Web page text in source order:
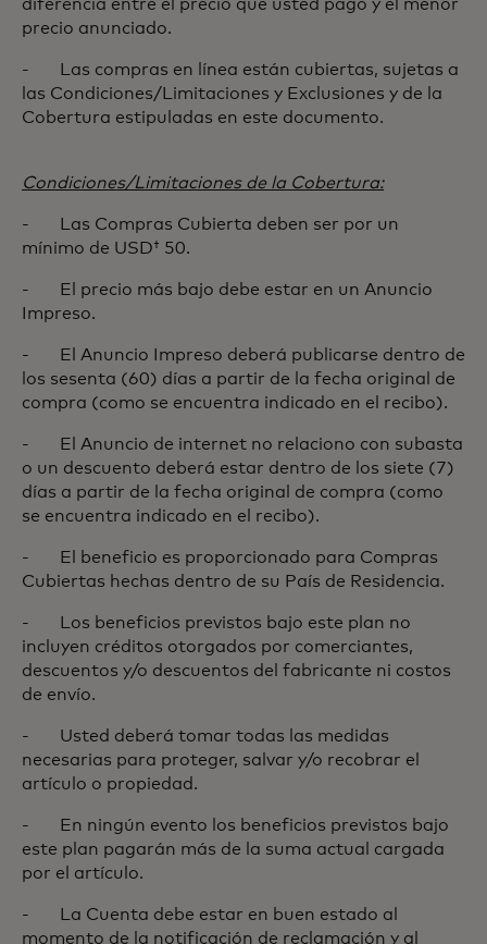
diferencia entre el precio que usted pago y el menor
precio anunciado.
- Las compras en línea están cubiertas, sujetas a
las Condiciones/Limitaciones y Exclusiones y de la
Cobertura estipuladas en este documento.
Condiciones/Limitaciones de la Cobertura:
- Las Compras Cubierta deben ser por un
mínimo de USD† 50.
- El precio más bajo debe estar en un Anuncio
Impreso.
- El Anuncio Impreso deberá publicarse dentro de
los sesenta (60) días a partir de la fecha original de
compra (como se encuentra indicado en el recibo).
- El Anuncio de internet no relaciono con subasta
o un descuento deberá estar dentro de los siete (7)
días a partir de la fecha original de compra (como
se encuentra indicado en el recibo).
- El beneficio es proporcionado para Compras
Cubiertas hechas dentro de su País de Residencia.
- Los beneficios previstos bajo este plan no
incluyen créditos otorgados por comerciantes,
descuentos y/o descuentos del fabricante ni costos
de envío.
- Usted deberá tomar todas las medidas
necesarias para proteger, salvar y/o recobrar el
artículo o propiedad.
- En ningún evento los beneficios previstos bajo
este plan pagarán más de la suma actual cargada
por el artículo.
- La Cuenta debe estar en buen estado al
momento de la notificación de reclamación y al